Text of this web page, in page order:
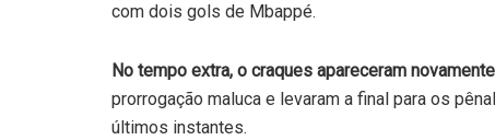
com dois gols de Mbappé.
No tempo extra, o craques apareceram
prorrogação maluca e levaram a final para os
últimos instantes.